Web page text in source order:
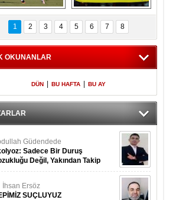
Fenerbahçe
3 golle
geçti
Futbolun adresi beş
ülke...
1 2 3 4 5 6 7 8
OKUNANLAR
DÜN BU HAFTA BU AY
Güdendede
Sadece Bir Duruş
Değil, Yakından Takip
İhsan Ersöz
SUÇLUYUZ